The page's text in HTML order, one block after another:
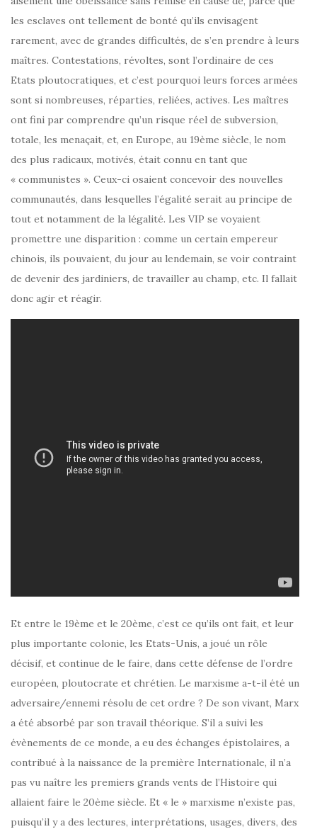
les esclaves ont tellement de bonté qu’ils envisagent
rarement, avec de grandes difficultés, de s’en prendre à leurs
maîtres. Contestations, révoltes, sont l’ordinaire de ces
Etats ploutocratiques, et c’est pourquoi leurs forces armées
sont si nombreuses, réparties, reliées, actives. Les maîtres
ont fini par comprendre qu’un risque réel de subversion,
totale, les menaçait, et, en Europe, au 19ème siècle, le nom
des plus radicaux, motivés, était connu en tant que
« communistes ». Ceux-ci osaient concevoir des nouvelles
communautés, dans lesquelles l’égalité serait au principe de
tout et notamment de la légalité. Les VIP se voyaient
promettre une disparition : comme un certain empereur
chinois, ils pouvaient, du jour au lendemain, se voir contraint
de devenir des jardiniers, de travailler au champ, etc. Il fallait
donc agir et réagir.
Et entre le 19ème et le 20ème, c’est ce qu’ils ont fait, et leur
plus importante colonie, les Etats-Unis, a joué un rôle
décisif, et continue de le faire, dans cette défense de l’ordre
européen, ploutocrate et chrétien. Le marxisme a-t-il été un
adversaire/ennemi résolu de cet ordre ? De son vivant, Marx
a été absorbé par son travail théorique. S’il a suivi les
évènements de ce monde, a eu des échanges épistolaires, a
contribué à la naissance de la première Internationale, il n’a
pas vu naître les premiers grands vents de l’Histoire qui
allaient faire le 20ème siècle. Et « le » marxisme n’existe pas,
puisqu’il y a des lectures, interprétations, usages, divers, des